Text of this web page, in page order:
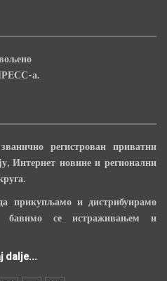
а.
регистрован приватни
Интернет новине и регионални
прикупљамо и дистрибуирамо
бавимо се истраживањем и
dalje...